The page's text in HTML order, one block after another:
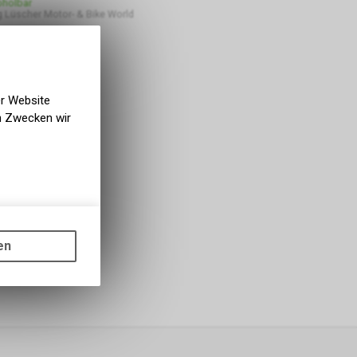
Lüscher Motor- & Bike World
Website
Zwecken wir
wie die
die